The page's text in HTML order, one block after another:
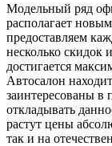
Модельный ряд
располагает
предоставляем
несколько скидок
достигается
Автосалон
заинтересованы в
откладывать
растут цены
так и на